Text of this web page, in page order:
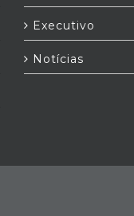
Executivo
Notícias